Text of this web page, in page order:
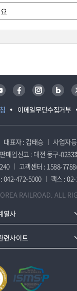
이메일무단수집거부
유튜브 페이스북 인스타그램 블로그
대표자 : 김태승
사업자
매업신고 : 대전 동구-0233
고객센터 : 1588-
042-472-5000
팩스 :
RAILROAD. ALL
열사
련사이트